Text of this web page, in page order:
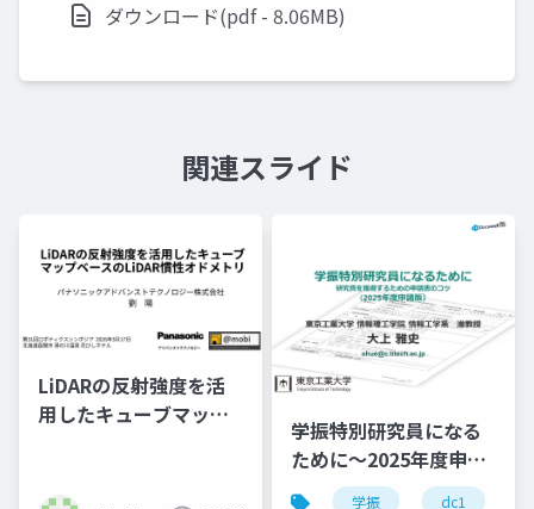
ダウンロード(pdf - 8.06MB)
関連スライド
LiDARの反射強度を活
用したキューブマップ
学振特別研究員になる
ために～2025年度申請
版
学振 dc1